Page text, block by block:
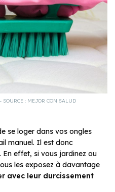
: MEJOR CON SALUD
se loger dans vos ongles
manuel. Il est donc
effet, si vous jardinez ou
les exposez à davantage
avec leur durcissement